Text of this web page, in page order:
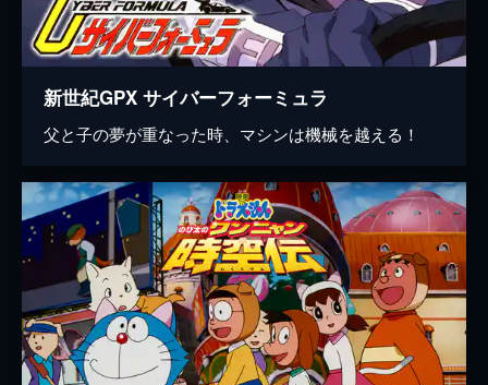
新世紀GPX サイバーフォーミュラ
父と子の夢が重なった時、マシンは機械を越える！